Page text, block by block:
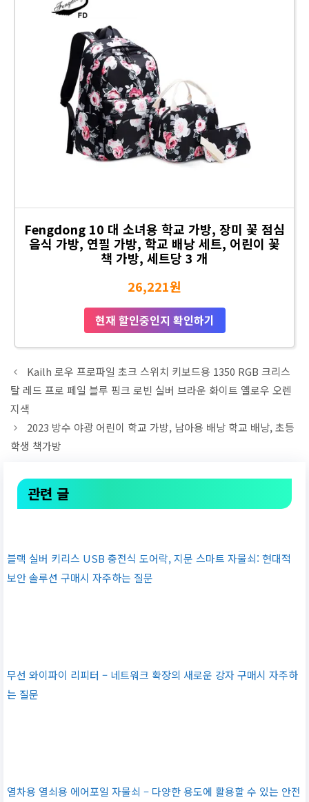
Fengdong 10 대 소녀용 학교 가방, 장미 꽃 점심
음식 가방, 연필 가방, 학교 배낭 세트, 어린이 꽃
책 가방, 세트당 3 개
26,221원
현재 할인중인지 확인하기
Kailh 로우 프로파일 초크 스위치 키보드용 1350 RGB 크리스
탈 레드 프로 페일 블루 핑크 로빈 실버 브라운 화이트 옐로우 오렌
지색
2023 방수 야광 어린이 학교 가방, 남아용 배낭 학교 배낭, 초등
학생 책가방
관련 글
블랙 실버 키리스 USB 충전식 도어락, 지문 스마트 자물쇠: 현대적
보안 솔루션 구매시 자주하는 질문
무선 와이파이 리피터 – 네트워크 확장의 새로운 강자 구매시 자주하
는 질문
열차용 열쇠용 에어포일 자물쇠 – 다양한 용도에 활용할 수 있는 안전